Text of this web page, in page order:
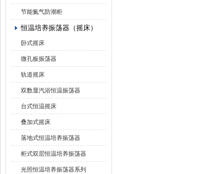
节能氮气防潮柜
恒温培养振荡器（摇床）
卧式摇床
微孔板振荡器
轨道摇床
双数显汽浴恒温振荡器
台式恒温摇床
叠加式摇床
落地式恒温培养振荡器
柜式双层恒温培养振荡器
光照恒温培养振荡器系列